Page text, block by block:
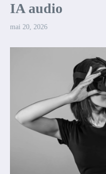
IA audio
mai 20, 2026